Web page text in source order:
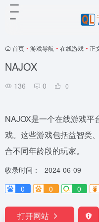
首页 • 游戏导航 • 在线游戏 • 正
NAJOX
136 0 0
NAJOX是一个在线游戏平
戏。这些游戏包括益智类
合不同年龄段的玩家。
收录时间：
2024-06-09
0
0 0
打开网站